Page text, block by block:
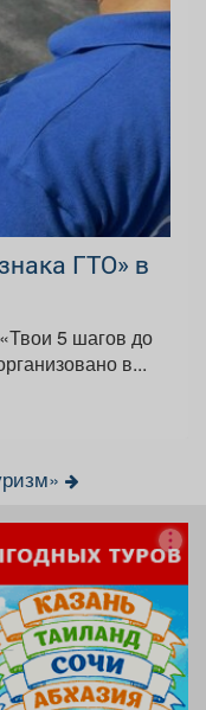
ГТО» в
5 шагов до
в...